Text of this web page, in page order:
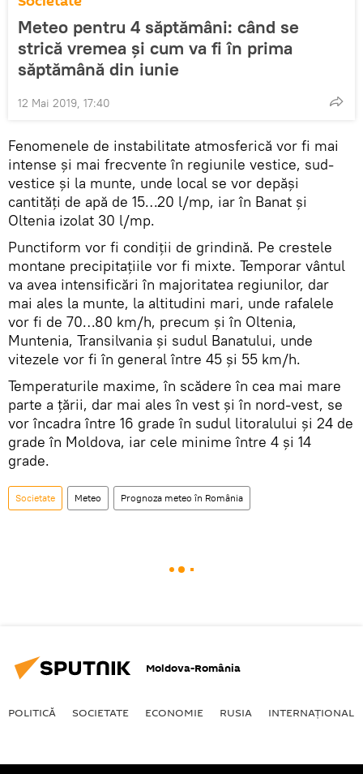
Meteo pentru 4 săptămâni: când se
strică vremea şi cum va fi în prima
săptămână din iunie
12 Mai 2019, 17:40
Fenomenele de instabilitate atmosferică vor fi mai
intense şi mai frecvente în regiunile vestice, sud-
vestice şi la munte, unde local se vor depăşi
cantităţi de apă de 15…20 l/mp, iar în Banat şi
Oltenia izolat 30 l/mp.
Punctiform vor fi condiţii de grindină. Pe crestele
montane precipitaţiile vor fi mixte. Temporar vântul
va avea intensificări în majoritatea regiunilor, dar
mai ales la munte, la altitudini mari, unde rafalele
vor fi de 70…80 km/h, precum şi în Oltenia,
Muntenia, Transilvania şi sudul Banatului, unde
vitezele vor fi în general între 45 şi 55 km/h.
Temperaturile maxime, în scădere în cea mai mare
parte a ţării, dar mai ales în vest şi în nord-vest, se
vor încadra între 16 grade în sudul litoralului şi 24 de
grade în Moldova, iar cele minime între 4 şi 14
grade.
Societate Meteo Prognoza meteo în România
Moldova-România
POLITICĂ SOCIETATE ECONOMIE RUSIA INTERNAŢIONAL